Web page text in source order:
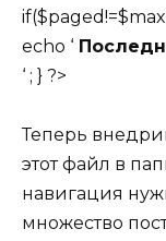
echo ‘
‘ ; } ?>
Теперь
этот файл в
навигация
множество